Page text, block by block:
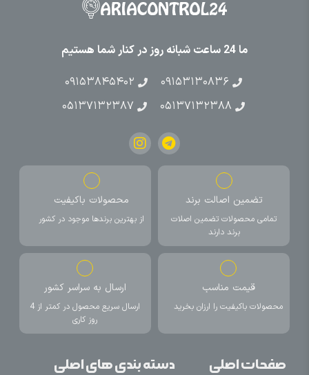
ما 24 ساعت شبانه روز در کنار شما هستیم
۰۹۱۵۳۱۳۰۸۳۶
۰۹۱۵۳۸۴۵۴۰۲
۰۵۱۳۷۱۳۲۳۸۸
۰۵۱۳۷۱۳۲۳۸۷
تضمین اصالت برند
تمامی محصولات تضمین اصلات
برند دارند
محصولات باکیفیت
از بهترین برندها موجود در کشور
قیمت مناسب
محصولات باکیفیت را ارزان بخرید
ارسال به سراسر کشور
ارسال سریع محصول در کمتر از 4
روز کاری
صفحات اصلی دسته بندی های اصلی